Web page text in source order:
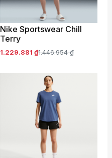
Nike Sportswear Chill
Terry
1.229.881 ₫1.446.954 ₫